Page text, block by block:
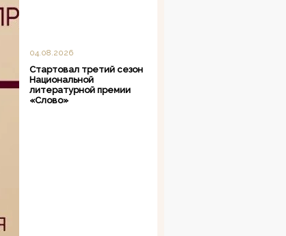
04.08.2026
Стартовал третий сезон
Национальной
литературной премии
«Слово»